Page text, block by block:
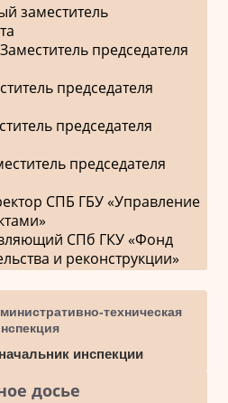
заместитель
председателя
председателя
председателя
председателя
СПБ ГБУ «Управление
СПб ГКУ «Фонд
и реконструкции»
техническая
инспекции
досье